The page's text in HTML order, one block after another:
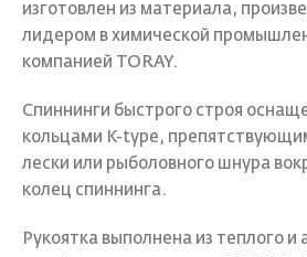
изготовлен из материала,
лидером в химической
компанией TORAY.
Спиннинги быстрого строя
кольцами K-type,
лески или рыболовного шнура
колец спиннинга.
Рукоятка выполнена из теплого и